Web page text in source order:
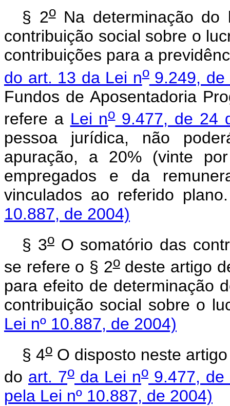
§ 2oNa determinação do
contribuição social sobre o
contribuições para a
do art. 13 da Lei no9.249, de
Fundos de Aposentadoria
refere a Lei no9.477, de 24
pessoa jurídica, não
apuração, a 20% (vinte
empregados e da
vinculados ao referido
10.887, de 2004)
§ 3oO somatório das
se refere o § 2odeste artigo
para efeito de determinação
contribuição social sobre
Lei nº 10.887, de 2004)
§ 4oO disposto neste
do art. 7o da Lei no 9.477,
pela Lei nº 10.887, de 2004)